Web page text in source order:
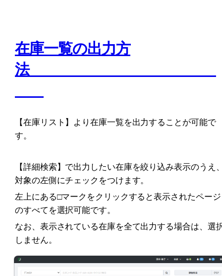
在庫一覧の出力方
法
【在庫リスト】より在庫一覧を出力することが可能で
す。
【詳細検索】で出力したい在庫を絞り込み表示のうえ
対象の左側にチェックをつけます。
左上にある□マークをクリックすると表示されたページ
のすべてを選択可能です。
なお、表示されている在庫を全て出力する場合は、選
しません。